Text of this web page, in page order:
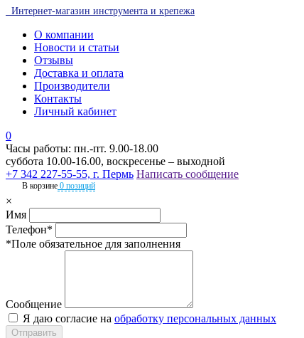
Интернет-магазин инструмента и крепежа
О компании
Новости и статьи
Отзывы
Доставка и оплата
Производители
Контакты
Личный кабинет
0
Часы работы: пн.-пт. 9.00-18.00
суббота 10.00-16.00, воскресенье – выходной
+7 342 227-55-55, г. Пермь Написать сообщение
В корзине 0 позиций
×
Имя
Телефон*
*Поле обязательное для заполнения
Сообщение
Я даю согласие на обработку персональных данных